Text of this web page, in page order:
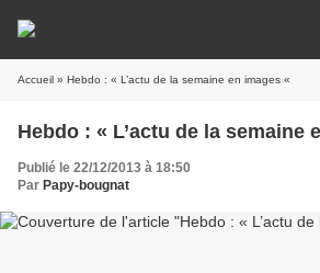
Accueil » Hebdo : « L’actu de la semaine en images «
Hebdo : « L’actu de la semaine
Publié le 22/12/2013 à 18:50
Par Papy-bougnat